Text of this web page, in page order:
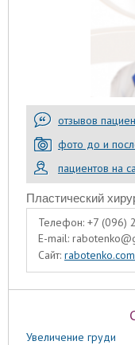
отзывов
фото до и
пациентов на
Пластический
Телефон: +7 (096)
E-mail:
Сайт:
Увеличение груди